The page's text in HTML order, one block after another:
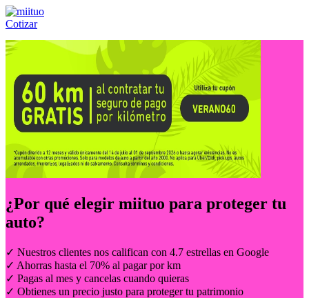
Cotizar
Llámanos al:(55) 84-21-05-00 ó
¿Por qué elegir miituo para proteger tu
auto?
✓ Nuestros clientes nos califican con 4.7 estrellas en Google
✓ Ahorras hasta el 70% al pagar por km
✓ Pagas al mes y cancelas cuando quieras
✓ Obtienes un precio justo para proteger tu patrimonio